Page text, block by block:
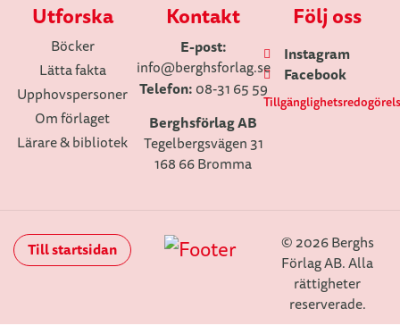
Utforska
Böcker
Lätta fakta
Upphovspersoner
Om förlaget
Lärare & bibliotek
Kontakt
E-post:
info@berghsforlag.se
Telefon:08-31 65 59
Berghsförlag AB
Tegelbergsvägen 31
168 66 Bromma
Följ oss
Instagram
Facebook
Till startsidan
© 2026 Berghs
Förlag AB. Alla
rättigheter
reserverade.